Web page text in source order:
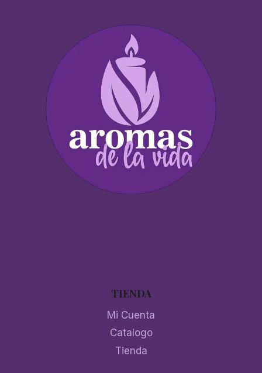
TIENDA
Mi Cuenta
Catalogo
Tienda